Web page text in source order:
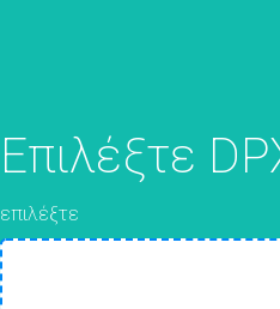
Επιλέξτε
επιλέξτε